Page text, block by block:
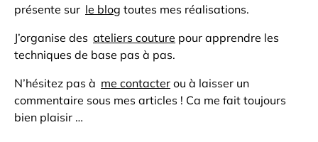
présente sur le blog toutes mes réalisations.
J’organise des ateliers couture pour apprendre les
techniques de base pas à pas.
N’hésitez pas à me contacter ou à laisser un
commentaire sous mes articles ! Ca me fait toujours
bien plaisir …